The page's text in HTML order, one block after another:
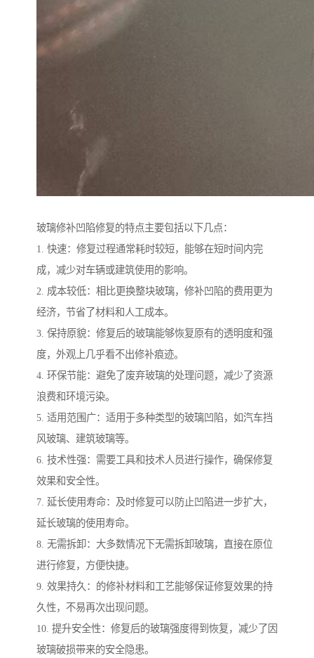
玻璃修补凹陷修复的特点主要包括以下几点：
1. 快速：修复过程通常耗时较短，能够在短时间内完
成，减少对车辆或建筑使用的影响。
2. 成本较低：相比更换整块玻璃，修补凹陷的费用更为
经济，节省了材料和人工成本。
3. 保持原貌：修复后的玻璃能够恢复原有的透明度和强
度，外观上几乎看不出修补痕迹。
4. 环保节能：避免了废弃玻璃的处理问题，减少了资源
浪费和环境污染。
5. 适用范围广：适用于多种类型的玻璃凹陷，如汽车挡
风玻璃、建筑玻璃等。
6. 技术性强：需要工具和技术人员进行操作，确保修复
效果和安全性。
7. 延长使用寿命：及时修复可以防止凹陷进一步扩大，
延长玻璃的使用寿命。
8. 无需拆卸：大多数情况下无需拆卸玻璃，直接在原位
进行修复，方便快捷。
9. 效果持久：的修补材料和工艺能够保证修复效果的持
久性，不易再次出现问题。
10. 提升安全性：修复后的玻璃强度得到恢复，减少了因
玻璃破损带来的安全隐患。